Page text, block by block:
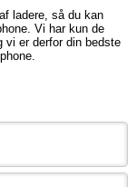
ladere, så du kan
Vi har kun de
vi er derfor din bedste